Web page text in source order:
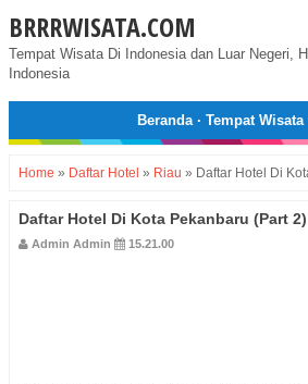
BRRRWISATA.COM
Tempat Wisata Di Indonesia dan Luar Negeri,
Indonesia
Beranda· Tempat Wisata
Home » Daftar Hotel » Riau » Daftar Hotel Di
Daftar Hotel Di Kota Pekanbaru (Part 2)
Admin Admin 15.21.00